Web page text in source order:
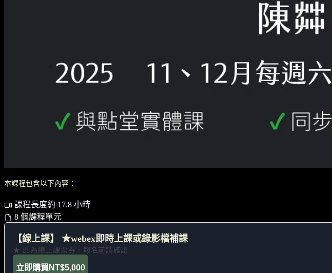
本課程包含以下內容：
課程長度約 17.8 小時
8 個課程單元
【線上課】 ★webex即時上課或錄影檔補課
★ 此為線上課票券，報名前請確認
立即購買 NT$5,000